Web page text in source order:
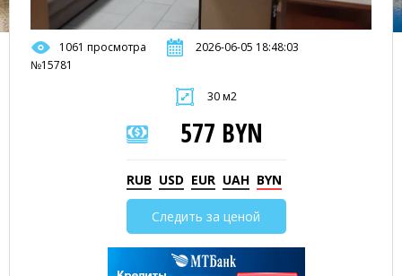
1061 просмотра
2026-06-05 18:48:03
№15781
30 м2
577 BYN
RUB USD EUR UAH BYN
Следить за ценой